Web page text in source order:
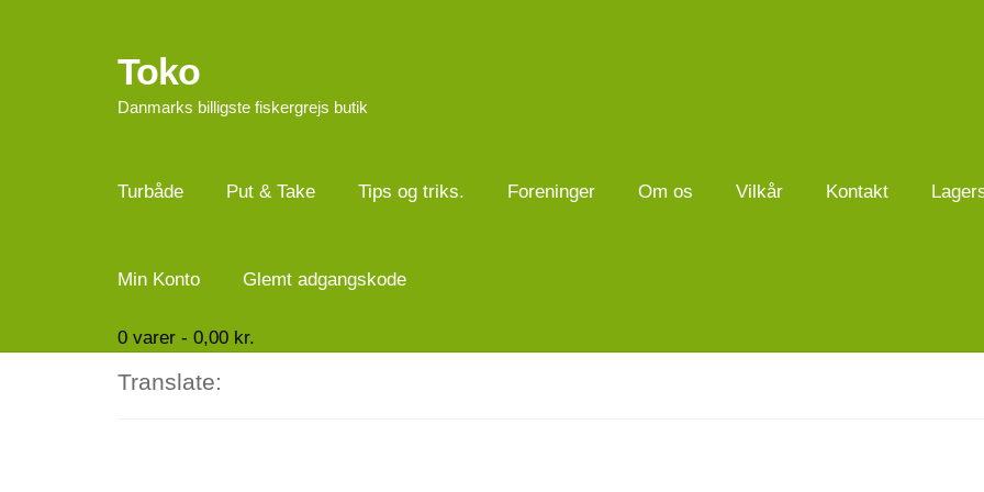
Spring
til
navigation
Spring
til
indhold
Toko
Danmarks billigste fiskergrejs butik
Turbåde Put & Take Tips og triks. Foreninger Om os Vilkår Kontakt
Min Konto Glemt adgangskode
0varer - 0,00 kr.
Translate: